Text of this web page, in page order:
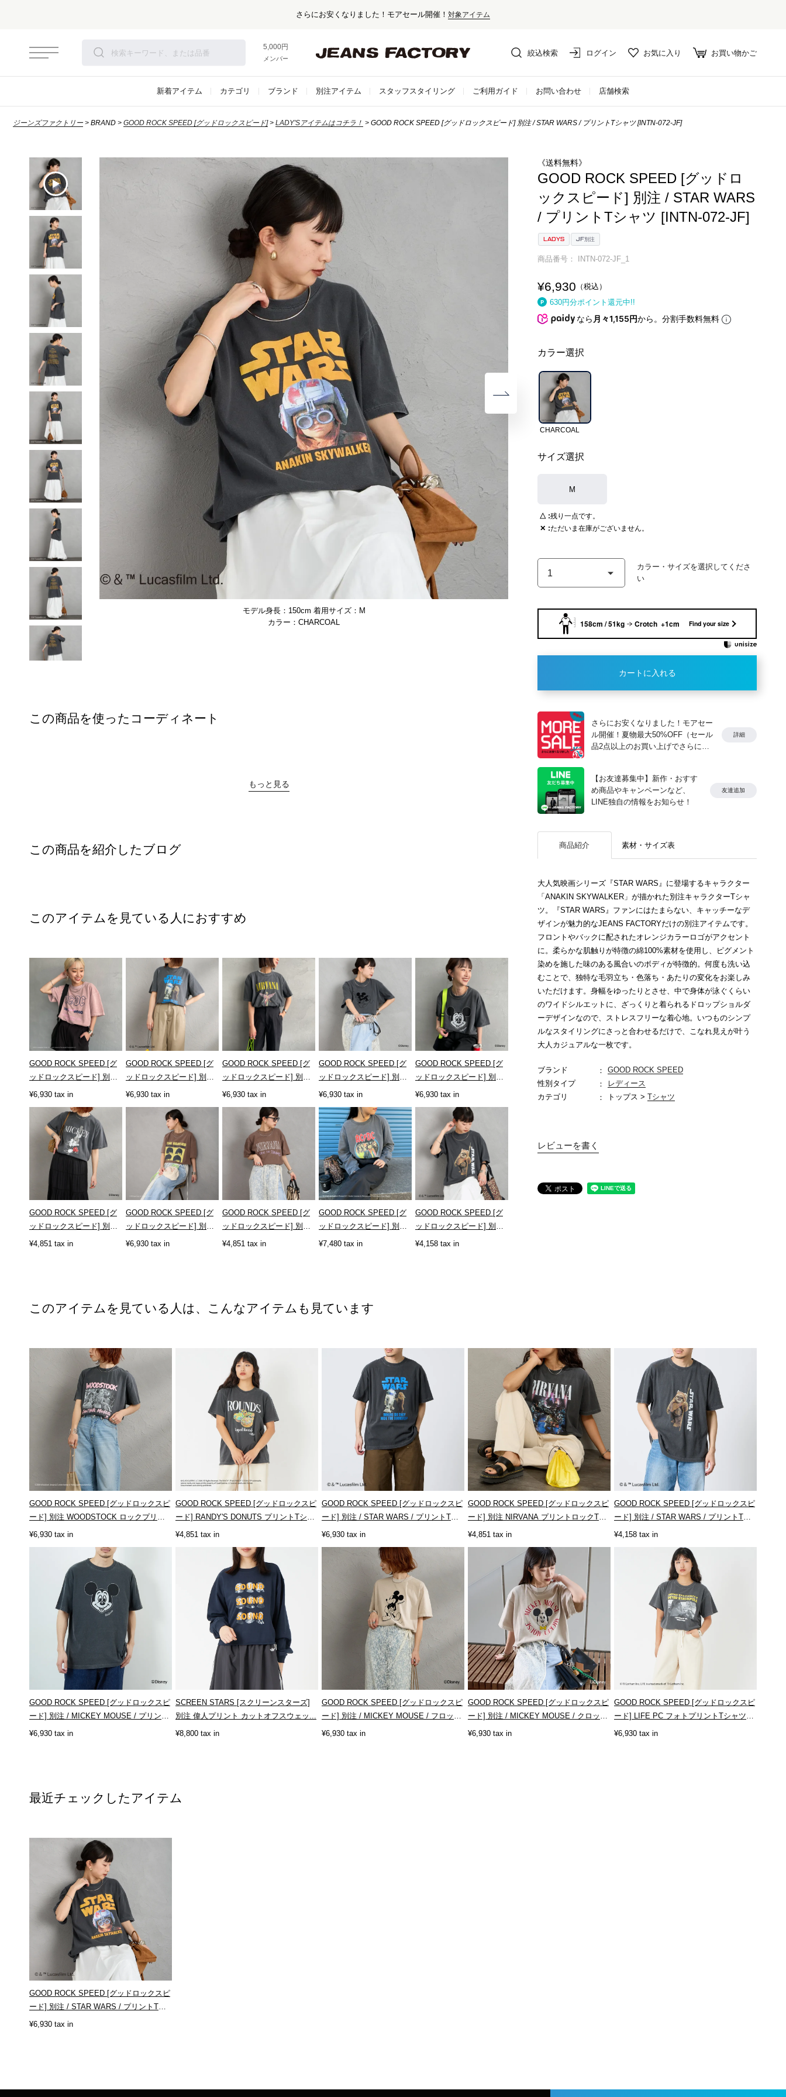
さらにお安くなりました！モアセール開催！ 対象アイテム
5,000円以上お買い上げで送料無料！
メンバー登録でお得な情報をゲット。さらに詳しく
絞込検索 ログイン お気に入り お買い物かご
新着アイテム カテゴリ ブランド 別注アイテム スタッフスタイリング ご利用ガイド お問い合わせ 店舗検索
ジーンズファクトリー BRAND GOOD ROCK SPEED [グッドロックスピード] LADY'Sアイテムはコチラ！ GOOD ROCK SPEED [グッドロックスピード] 別注 / STAR WARS / プリントTシャツ [INTN-072-JF]
モデル身長：150cm 着用サイズ：M
CHARCOAL
モデル身長：150cm 着用サ
この商品を使ったコーディネート
もっと見る
この商品を紹介したブログ
このアイテムを見ている人におすすめ
GOOD ROCK SPEED [グ
ッドロックスピード] 別注
AC/DC ロックプリントTシ
¥6,930 tax in
GOOD ROCK SPEED [グ
ッドロックスピード] 別注 /
STAR WARS / プリントT
¥6,930 tax in
GOOD ROCK SPEED [グ
ッドロックスピード] 別注
NIRVANA ロックプリント
¥6,930 tax in
GOOD ROCK SPEED [グ
ッドロックスピード] 別注
MICKEY MOUSE / フロッ
¥6,930 tax in
GOOD ROCK SPEED [グ
ッドロックスピード] 別注 /
MICKEY MOUSE / プリン
¥6,930 tax in
GOOD ROCK SPEED [グ
ッドロックスピード] 別注
MICKEY MOUSE / クラッ
¥4,851 tax in
GOOD ROCK SPEED [グ
ッドロックスピード] 別注
THE BEATLES ロックプリ
¥6,930 tax in
GOOD ROCK SPEED [グ
ッドロックスピード] 別注
NIRVANA ロックプリント
¥4,851 tax in
GOOD ROCK SPEED [グ
ッドロックスピード] 別注
AC/DC ロゴプリントロン
¥7,480 tax in
GOOD ROCK SPEED [グ
ッドロックスピード] 別注 /
STAR WARS / プリントT
¥4,158 tax in
《送料無料》
GOOD ROCK SPEED [グッドロ
ックスピード] 別注 / STAR WARS
/ プリントTシャツ [INTN-072-JF]
LADYS JF別注
商品番号 INTN-072-JF_1
¥6,930
税込
630円分ポイント還元中!!
なら 月々1,155円から。分割手数料無料
カラー選択
CHARCOAL
サイズ選択
M
△ 残り一点です。
✕
ただいま在庫がございません。
158cm / 51kg Crotch +1cm Find your size
カートに入れる
さらにお安くなりました！モアセー
ル開催！夏物最大50%OFF（セール
品2点以上のお買い上げでさらに
詳細
【お友達募集中】新作・おすす
め商品やキャンペーンなど、
LINE独自の情報をお知らせ！
友達追加
商品紹介 素材・サイズ表
大人気映画シリーズ『STAR WARS』に登場するキャラクター
「ANAKIN SKYWALKER」が描かれた別注キャラクターTシャ
ツ。『STAR WARS』ファンにはたまらない、キャッチーなデ
ザインが魅力的なJEANS FACTORYだけの別注アイテムです。
フロントやバックに配されたオレンジカラーロゴがアクセント
に。柔らかな肌触りが特徴の綿100%素材を使用し、ピグメント
染めを施した味のある風合いのボディが特徴的。何度も洗い込
むことで、独特な毛羽立ち・色落ち・あたりの変化をお楽しみ
いただけます。身幅をゆったりとさせ、中で身体が泳ぐくらい
のワイドシルエットに、ざっくりと着られるドロップショルダ
ーデザインなので、ストレスフリーな着心地。いつものシンプ
ルなスタイリングにさっと合わせるだけで、こなれ見えが叶う
大人カジュアルな一枚です。
ブランド
GOOD ROCK SPEED
性別タイプ
レディース
カテゴリ
トップス > Tシャツ
レビューを書く
このアイテムを見ている人は、こんなアイテムも見ています
GOOD ROCK SPEED [グッドロックスピ
ード] 別注 WOODSTOCK ロックプリン
トT...
¥6,930 tax in
GOOD ROCK SPEED [グッドロックスピ
ード] RANDY'S DONUTS プリントTシャ
ツ...
¥4,851 tax in
GOOD ROCK SPEED [グッドロックスピ
ード] 別注 / STAR WARS / プリントT
シ...
¥6,930 tax in
GOOD ROCK SPEED [グッドロックスピ
ード] 別注 NIRVANA プリントロックT
シ...
¥4,851 tax in
GOOD ROCK SPEED [グッドロックスピ
ード] 別注 / STAR WARS / プリントT
シ...
¥4,158 tax in
GOOD ROCK SPEED [グッドロックスピ
ード] 別注 / MICKEY MOUSE / プリント
T...
¥6,930 tax in
SCREEN STARS [スクリーンスターズ]
別注 偉人プリント カットオフスウェッ...
¥8,800 tax in
GOOD ROCK SPEED [グッドロックスピ
ード] 別注 / MICKEY MOUSE / フロッ
キ...
¥6,930 tax in
GOOD ROCK SPEED [グッドロックスピ
ード] 別注 / MICKEY MOUSE / クロッ
プ...
¥6,930 tax in
GOOD ROCK SPEED [グッドロックスピ
ード] LIFE PC フォトプリントTシャツ
[...
¥6,930 tax in
最近チェックしたアイテム
GOOD ROCK SPEED [グッドロックスピ
ード] 別注 / STAR WARS / プリントT
シ...
¥6,930 tax in